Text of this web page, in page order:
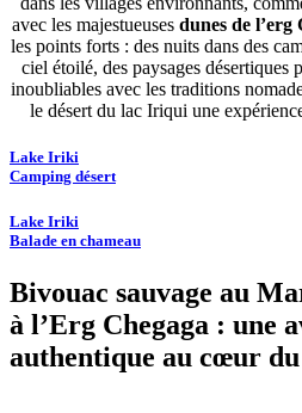
avec les majestueuses dunes de l’erg
les points forts : des nuits dans des
ciel étoilé, des paysages désertiques
inoubliables avec les traditions
le désert du lac Iriqui une
Lake Iriki
Camping désert
Lake Iriki
Balade en chameau
Bivouac sauvage au
à l’Erg Chegaga : une
authentique au cœur